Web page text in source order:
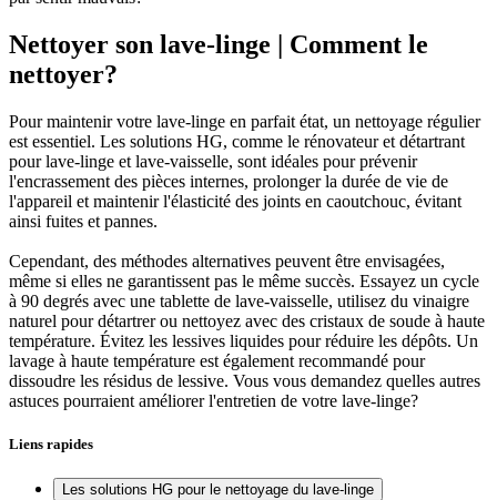
Nettoyer son lave-linge | Comment le
nettoyer?
Pour maintenir votre lave-linge en parfait état, un nettoyage régulier
est essentiel. Les solutions HG, comme le rénovateur et détartrant
pour lave-linge et lave-vaisselle, sont idéales pour prévenir
l'encrassement des pièces internes, prolonger la durée de vie de
l'appareil et maintenir l'élasticité des joints en caoutchouc, évitant
ainsi fuites et pannes.
Cependant, des méthodes alternatives peuvent être envisagées,
même si elles ne garantissent pas le même succès. Essayez un cycle
à 90 degrés avec une tablette de lave-vaisselle, utilisez du vinaigre
naturel pour détartrer ou nettoyez avec des cristaux de soude à haute
température. Évitez les lessives liquides pour réduire les dépôts. Un
lavage à haute température est également recommandé pour
dissoudre les résidus de lessive. Vous vous demandez quelles autres
astuces pourraient améliorer l'entretien de votre lave-linge?
Liens rapides
Les solutions HG pour le nettoyage du lave-linge